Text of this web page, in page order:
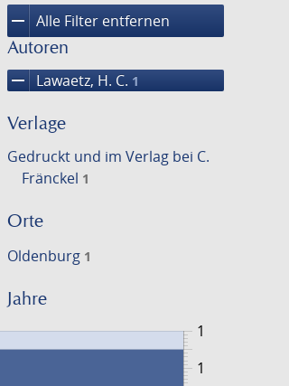
remove Alle Filter entfernen
Autoren
remove Lawaetz, H. C. 1
Verlage
Gedruckt und im Verlag bei C.
Fränckel 1
Orte
Oldenburg 1
Jahre
1
1